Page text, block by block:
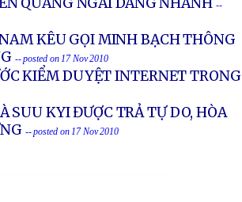
--
KÊU GỌI MINH BẠCH THÔNG
-- posted on 17 Nov 2010
KIỂM DUYỆT INTERNET TRONG
SUU KYI ĐƯỢC TRẢ TỰ DO, HÒA
-- posted on 17 Nov 2010